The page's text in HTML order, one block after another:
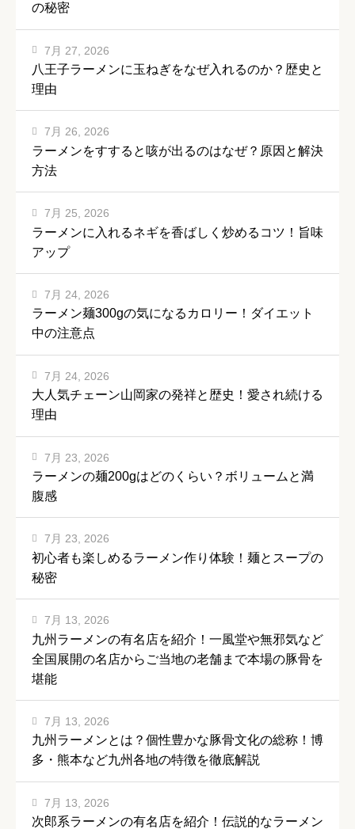
の秘密
八王子ラーメンに玉ねぎをなぜ入れるのか？歴史と
理由
7月 27, 2026
ラーメンをすすると咳が出るのはなぜ？原因と解決
方法
7月 26, 2026
ラーメンに入れるネギを香ばしく炒めるコツ！旨味
アップ
7月 25, 2026
ラーメン麺300gの気になるカロリー！ダイエット
中の注意点
7月 24, 2026
大人気チェーン山岡家の発祥と歴史！愛され続ける
理由
7月 24, 2026
ラーメンの麺200gはどのくらい？ボリュームと満
腹感
7月 23, 2026
初心者も楽しめるラーメン作り体験！麺とスープの
秘密
7月 23, 2026
九州ラーメンの有名店を紹介！一風堂や無邪気など
全国展開の名店からご当地の老舗まで本場の豚骨を
堪能
7月 13, 2026
九州ラーメンとは？個性豊かな豚骨文化の総称！博
多・熊本など九州各地の特徴を徹底解説
7月 13, 2026
次郎系ラーメンの有名店を紹介！伝説的なラーメン
7月 13, 2026